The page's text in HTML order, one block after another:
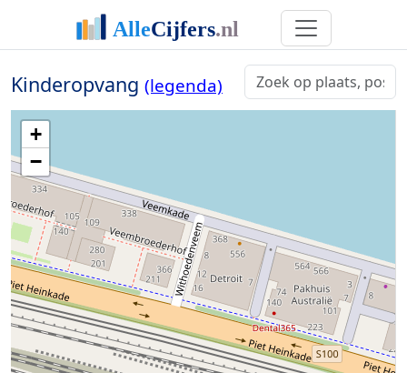
Kinderopvang (legenda)
+
−